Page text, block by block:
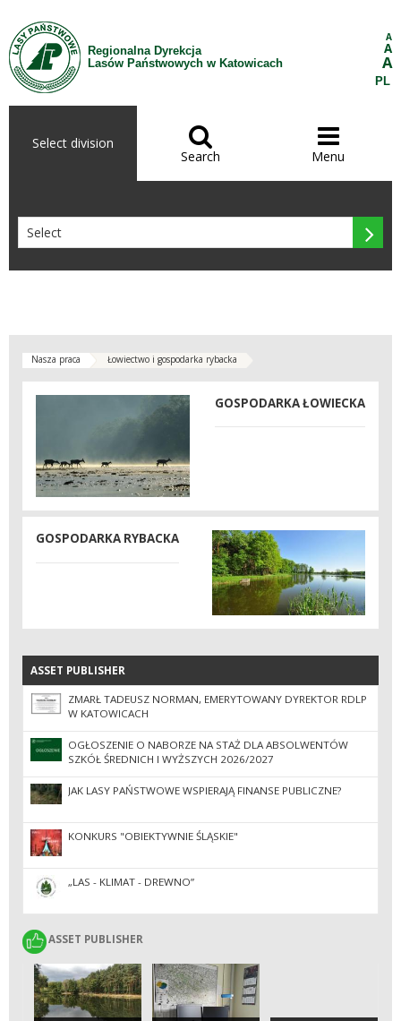
Skip to Content
Regionalna Dyrekcja
Lasów Państwowych w Katowicach
A
A
A
PL
Select division 
Search

Menu

Nasza praca Łowiectwo i gospodarka rybacka
GOSPODARKA ŁOWIECKA
GOSPODARKA RYBACKA
ASSET PUBLISHER
ASSET PUBLISHER
ZMARŁ TADEUSZ NORMAN, EMERYTOWANY DYREKTOR RDLP
W KATOWICACH
OGŁOSZENIE O NABORZE NA STAŻ DLA ABSOLWENTÓW
SZKÓŁ ŚREDNICH I WYŻSZYCH 2026/2027
JAK LASY PAŃSTWOWE WSPIERAJĄ FINANSE PUBLICZNE?
KONKURS "OBIEKTYWNIE ŚLĄSKIE"
„LAS - KLIMAT - DREWNO”
ASSET PUBLISHER
ASSET PUBLISHER